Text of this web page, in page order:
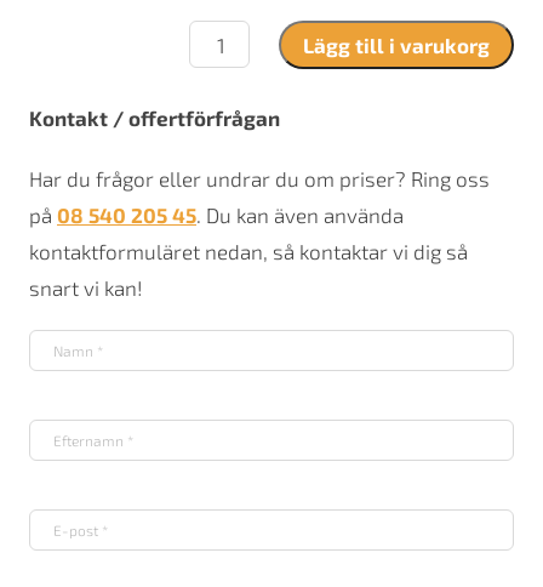
Westbo
ornament
Lägg till i varukorg
Kontakt / offertförfrågan
Har du frågor eller undrar du om priser? Ring oss
på 08 540 205 45. Du kan även använda
kontaktformuläret nedan, så kontaktar vi dig så
snart vi kan!